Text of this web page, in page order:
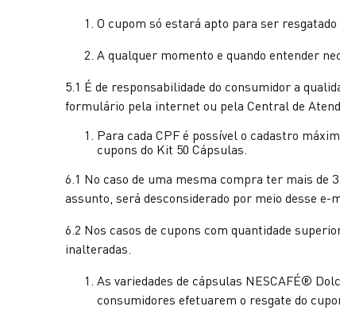
O cupom só estará apto para ser
A qualquer momento e quando entender
5.1 É de responsabilidade do consumidor a
formulário pela internet ou pela Central de
Para cada CPF é possível o cadastro
cupons do Kit 50 Cápsulas.
6.1 No caso de uma mesma compra ter mais de
assunto, será desconsiderado por meio desse e-
6.2 Nos casos de cupons com quantidade
inalteradas.
As variedades de cápsulas NESCAFÉ®
consumidores efetuarem o resgate do